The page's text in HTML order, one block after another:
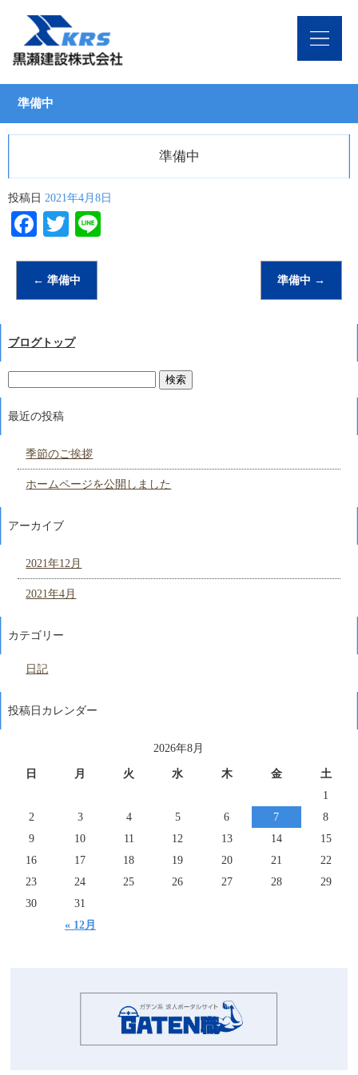
準備中
準備中
投稿日 2021年4月8日
Facebook
Twitter
← 準備中 準備中 →
ブログトップ
最近の投稿
季節のご挨拶
ホームページを公開しました
アーカイブ
2021年12月
2021年4月
カテゴリー
日記
投稿日カレンダー
2026年8月
日 月 火 水 木 金 土
« 12月
1
2
3 4 5 6 7
8
9
10 11 12 13 14
15
16
17 18 19 20 21
22
23
24 25 26 27 28
29
30
31